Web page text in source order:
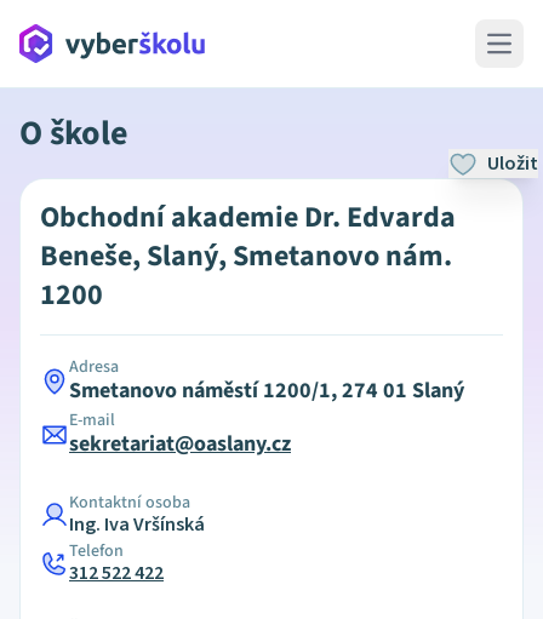
Open
O škole
Uložit
Obchodní akademie Dr. Edvarda
Beneše, Slaný, Smetanovo nám.
1200
Adresa
Smetanovo náměstí 1200/1, 274 01 Slaný
E-mail
sekretariat@oaslany.cz
Kontaktní osoba
Ing. Iva Vršínská
Telefon
312 522 422